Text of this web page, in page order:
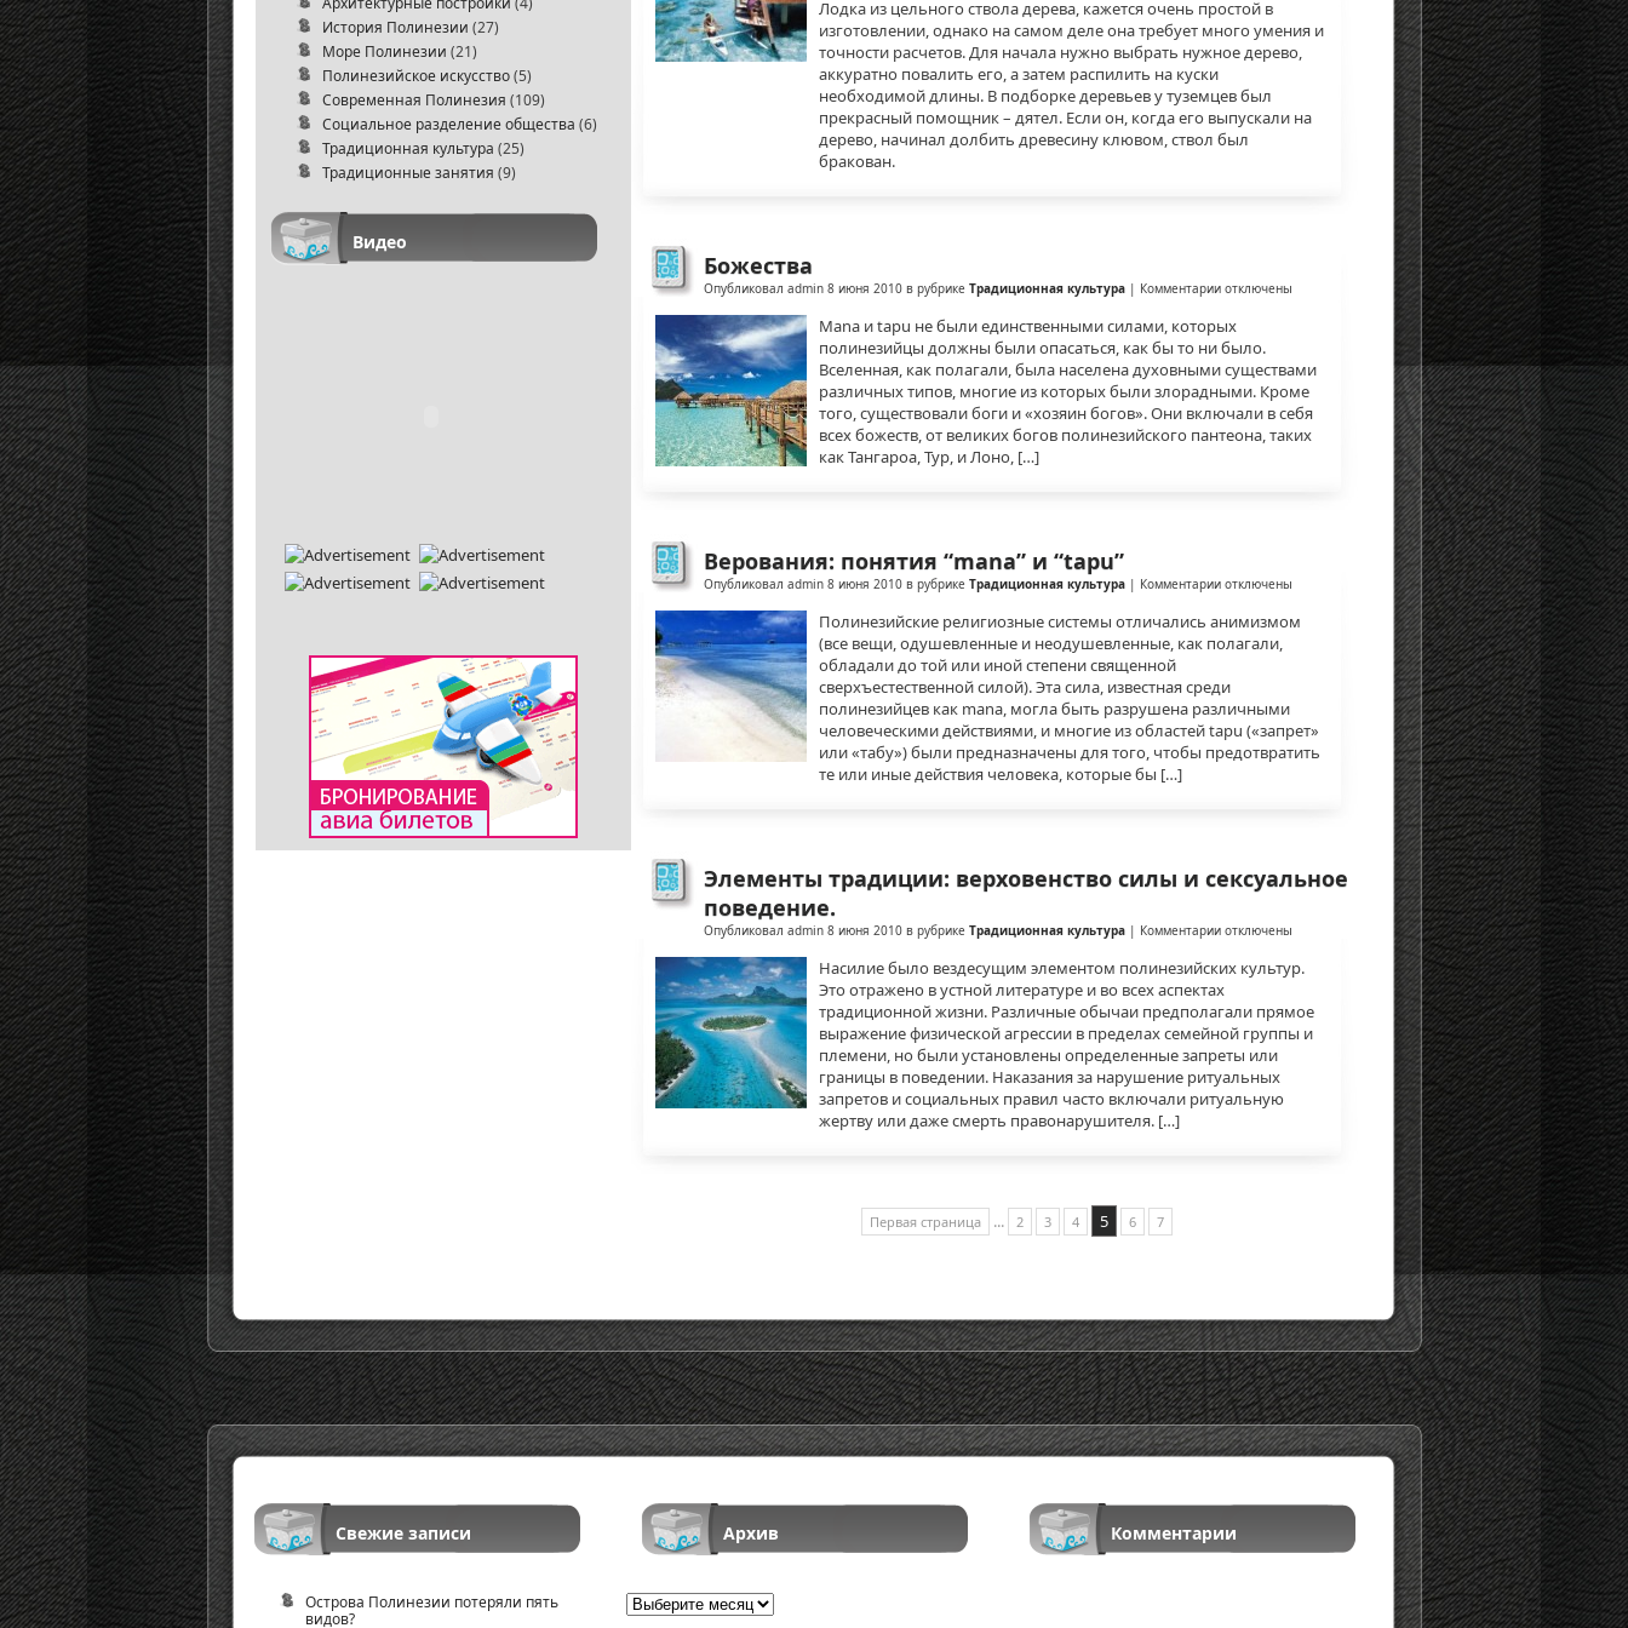
История Полинезии (27)
Море Полинезии (21)
Полинезийское искусство(5)
Современная Полинезия (109)
Социальное разделение общества (6)
Традиционная культура (25)
Традиционные занятия (9)
Видео
Лодка из цельного ствола дерева, кажется очень простой в
изготовлении, однако на самом деле она требует много умения и
точности расчетов. Для начала нужно выбрать нужное дерево,
аккуратно повалить его, а затем распилить на куски
необходимой длины. В подборке деревьев у туземцев был
прекрасный помощник – дятел. Если он, когда его выпускали на
дерево, начинал долбить древесину клювом, ствол был
бракован.
Божества
Опубликовал admin 8 июня 2010 в рубрике Традиционная культура| Комментариик
Божества
отключены
Mana и tapu не были единственными силами, которых
полинезийцы должны были опасаться, как бы то ни было.
Вселенная, как полагали, была населена духовными существами
различных типов, многие из которых были злорадными. Кроме
того, существовали боги и «хозяин богов». Они включали в себя
всех божеств, от великих богов полинезийского пантеона, таких
как Тангароа, Тур, и Лоно, […]
Верования: понятия “mana” и “tapu”
Опубликовал admin 8 июня 2010 в рубрике Традиционная культура| Комментариик
Верования:
“mana”
“tapu”
отключены
Полинезийские религиозные системы отличались анимизмом
(все вещи, одушевленные и неодушевленные, как полагали,
обладали до той или иной степени священной
сверхъестественной силой). Эта сила, известная среди
полинезийцев как mana, могла быть разрушена различными
человеческими действиями, и многие из областей tapu («запрет»
или «табу») были предназначены для того, чтобы предотвратить
те или иные действия человека, которые бы […]
Элементы традиции: верховенство силы и сексуальное
поведение.
Опубликовал admin 8 июня 2010 в рубрике Традиционная культура| Комментариик
Элементы
традиции:
верховенство
силы
и
сексуальное
поведение.
отключены
Насилие было вездесущим элементом полинезийских культур.
Это отражено в устной литературе и во всех аспектах
традиционной жизни. Различные обычаи предполагали прямое
выражение физической агрессии в пределах семейной группы и
племени, но были установлены определенные запреты или
границы в поведении. Наказания за нарушение ритуальных
запретов и социальных правил часто включали ритуальную
жертву или даже смерть правонарушителя. […]
Первая страница ... 2 3 4 5 6 7
Свежие записи
Острова Полинезии потеряли пять
видов?
Архив
Архив
Комментарии